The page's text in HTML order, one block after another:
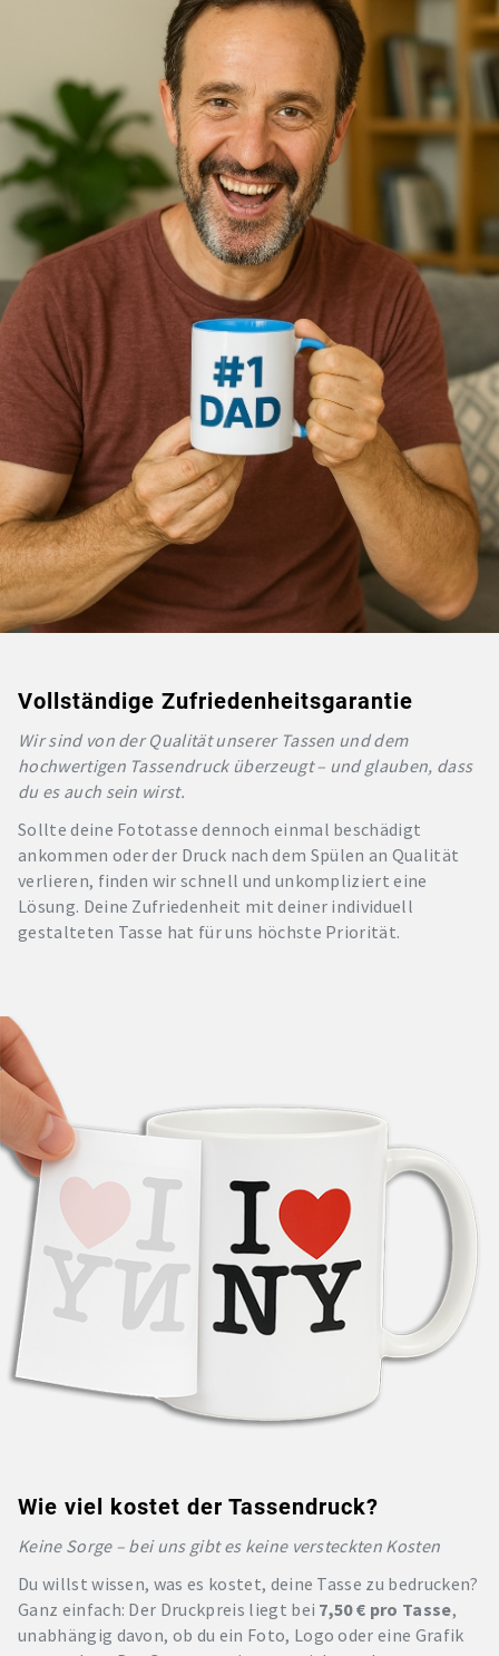
Vollständige Zufriedenheitsgarantie
Wir sind von der Qualität unserer Tassen und dem
hochwertigen Tassendruck überzeugt – und glauben, dass
du es auch sein wirst.
Sollte deine Fototasse dennoch einmal beschädigt
ankommen oder der Druck nach dem Spülen an Qualität
verlieren, finden wir schnell und unkompliziert eine
Lösung. Deine Zufriedenheit mit deiner individuell
gestalteten Tasse hat für uns höchste Priorität.
Wie viel kostet der Tassendruck?
Keine Sorge – bei uns gibt es keine versteckten Kosten
Du willst wissen, was es kostet, deine Tasse zu bedrucken?
Ganz einfach: Der Druckpreis liegt bei 7,50 € pro Tasse,
unabhängig davon, ob du ein Foto, Logo oder eine Grafik